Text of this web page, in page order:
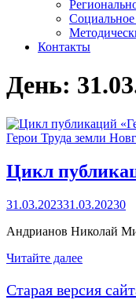
Социальное
Контакты
День:
Герои Труда земли
Цикл
31.03.202331.03.20230
Андрианов Николай
Цикл
«Герои
Социалистического
Читайте далее
Старая версия